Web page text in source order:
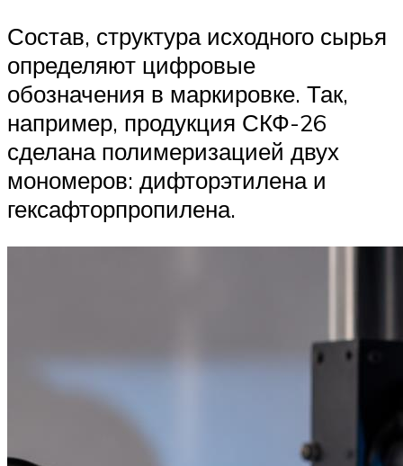
Состав, структура исходного сырья
определяют цифровые
обозначения в маркировке. Так,
например, продукция СКФ-26
сделана полимеризацией двух
мономеров: дифторэтилена и
гексафторпропилена.